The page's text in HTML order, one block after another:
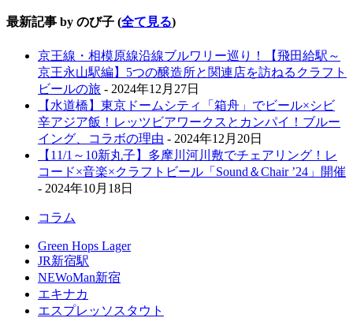
最新記事 by のび子 (全て見る)
京王線・相模原線沿線ブルワリー巡り！【飛田給駅～
京王永山駅編】5つの醸造所と関連店を訪ねるクラフト
ビールの旅 - 2024年12月27日
【水道橋】東京ドームシティ「箱舟」でビール×シビ
辛アジア飯！レッツビアワークスとカンパイ！ブルー
イング、コラボの理由 - 2024年12月20日
【11/1～10新丸子】多摩川河川敷でチェアリング！レ
コード×音楽×クラフトビール「Sound＆Chair ’24」開催
- 2024年10月18日
コラム
Green Hops Lager
JR新宿駅
NEWoMan新宿
エキナカ
エスプレッソスタウト